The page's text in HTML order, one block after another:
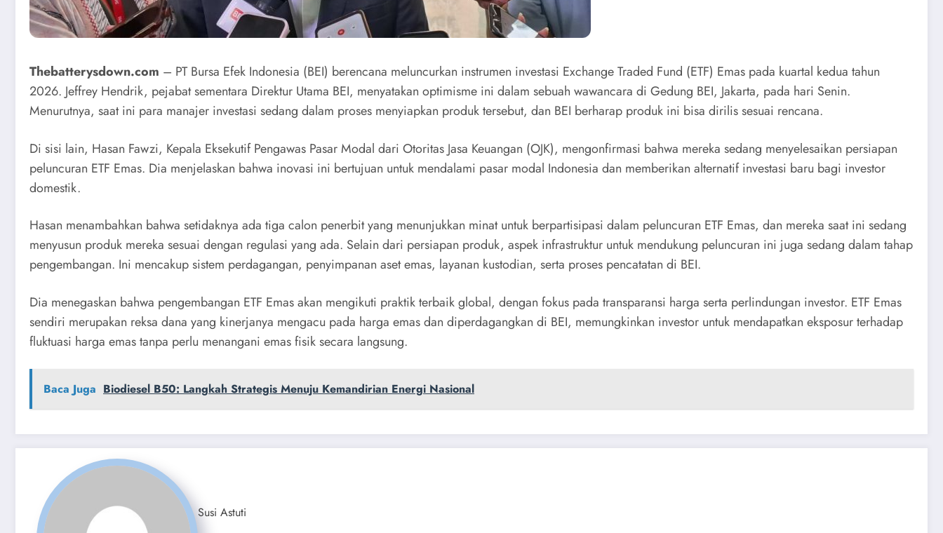
Thebatterysdown.com – PT Bursa Efek Indonesia (BEI) berencana meluncurkan instrumen investasi Exchange Traded Fund (ETF) Emas pada kuartal kedua tahun
2026. Jeffrey Hendrik, pejabat sementara Direktur Utama BEI, menyatakan optimisme ini dalam sebuah wawancara di Gedung BEI, Jakarta, pada hari Senin.
Menurutnya, saat ini para manajer investasi sedang dalam proses menyiapkan produk tersebut, dan BEI berharap produk ini bisa dirilis sesuai rencana.
Di sisi lain, Hasan Fawzi, Kepala Eksekutif Pengawas Pasar Modal dari Otoritas Jasa Keuangan (OJK), mengonfirmasi bahwa mereka sedang menyelesaikan persiapan
peluncuran ETF Emas. Dia menjelaskan bahwa inovasi ini bertujuan untuk mendalami pasar modal Indonesia dan memberikan alternatif investasi baru bagi investor
domestik.
Hasan menambahkan bahwa setidaknya ada tiga calon penerbit yang menunjukkan minat untuk berpartisipasi dalam peluncuran ETF Emas, dan mereka saat ini sedang
menyusun produk mereka sesuai dengan regulasi yang ada. Selain dari persiapan produk, aspek infrastruktur untuk mendukung peluncuran ini juga sedang dalam tahap
pengembangan. Ini mencakup sistem perdagangan, penyimpanan aset emas, layanan kustodian, serta proses pencatatan di BEI.
Dia menegaskan bahwa pengembangan ETF Emas akan mengikuti praktik terbaik global, dengan fokus pada transparansi harga serta perlindungan investor. ETF Emas
sendiri merupakan reksa dana yang kinerjanya mengacu pada harga emas dan diperdagangkan di BEI, memungkinkan investor untuk mendapatkan eksposur terhadap
fluktuasi harga emas tanpa perlu menangani emas fisik secara langsung.
Baca Juga Biodiesel B50: Langkah Strategis Menuju Kemandirian Energi Nasional
Susi Astuti